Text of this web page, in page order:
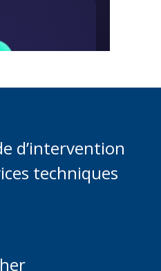
d’intervention
techniques